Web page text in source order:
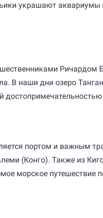
украшают
В наши дни озеро
достопримечательностью
портом и важным
(Конго). Также из
морское путешествие